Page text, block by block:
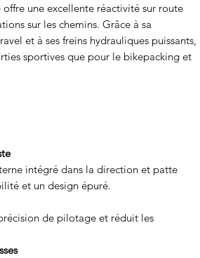
une excellente réactivité sur route
sur les chemins. Grâce à sa
et à ses freins hydrauliques puissants,
sportives que pour le bikepacking et
intégré dans la direction et patte
et un design épuré.
de pilotage et réduit les